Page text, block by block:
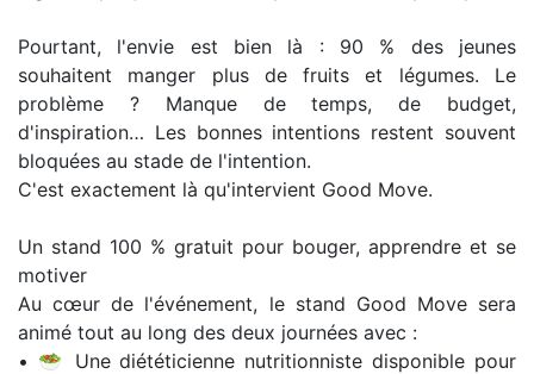
Pourtant, l'envie est bien là : 90 % des jeunes
souhaitent manger plus de fruits et légumes. Le
problème ? Manque de temps, de budget,
d'inspiration… Les bonnes intentions restent souvent
bloquées au stade de l'intention.
C'est exactement là qu'intervient Good Move.
Un stand 100 % gratuit pour bouger, apprendre et se
motiver
Au cœur de l'événement, le stand Good Move sera
animé tout au long des deux journées avec :
• 🥗 Une diététicienne nutritionniste disponible pour